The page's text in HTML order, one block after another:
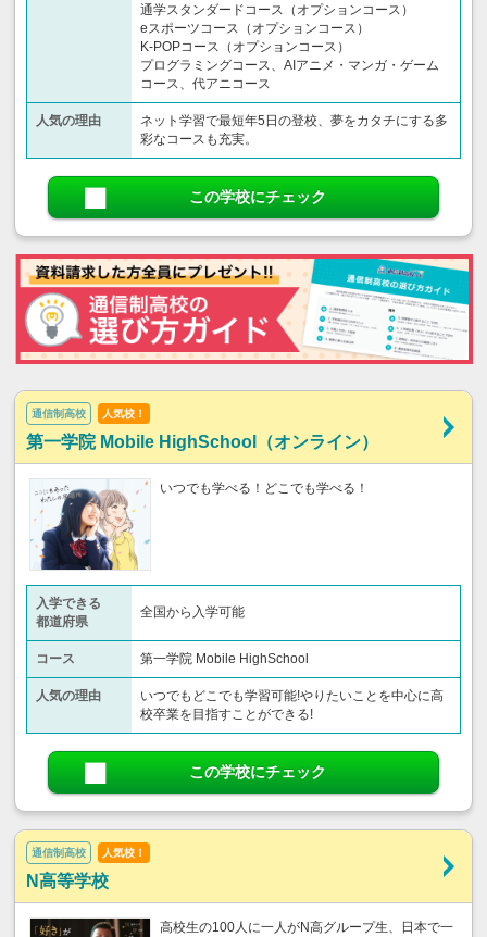
通学スタンダードコース（オプションコース）
eスポーツコース（オプションコース）
K-POPコース（オプションコース）
プログラミングコース、AIアニメ・マンガ・ゲーム
コース、代アニコース
人気の理由
ネット学習で最短年5日の登校、夢をカタチにする多
彩なコースも充実。
この学校にチェック
通信制高校 人気校！
第一学院 Mobile HighSchool（オンライン）
いつでも学べる！どこでも学べる！
入学できる
都道府県
全国から入学可能
コース 第一学院 Mobile HighSchool
人気の理由
いつでもどこでも学習可能!やりたいことを中心に高
校卒業を目指すことができる!
この学校にチェック
通信制高校 人気校！
N高等学校
高校生の100人に一人がN高グループ生、日本で一